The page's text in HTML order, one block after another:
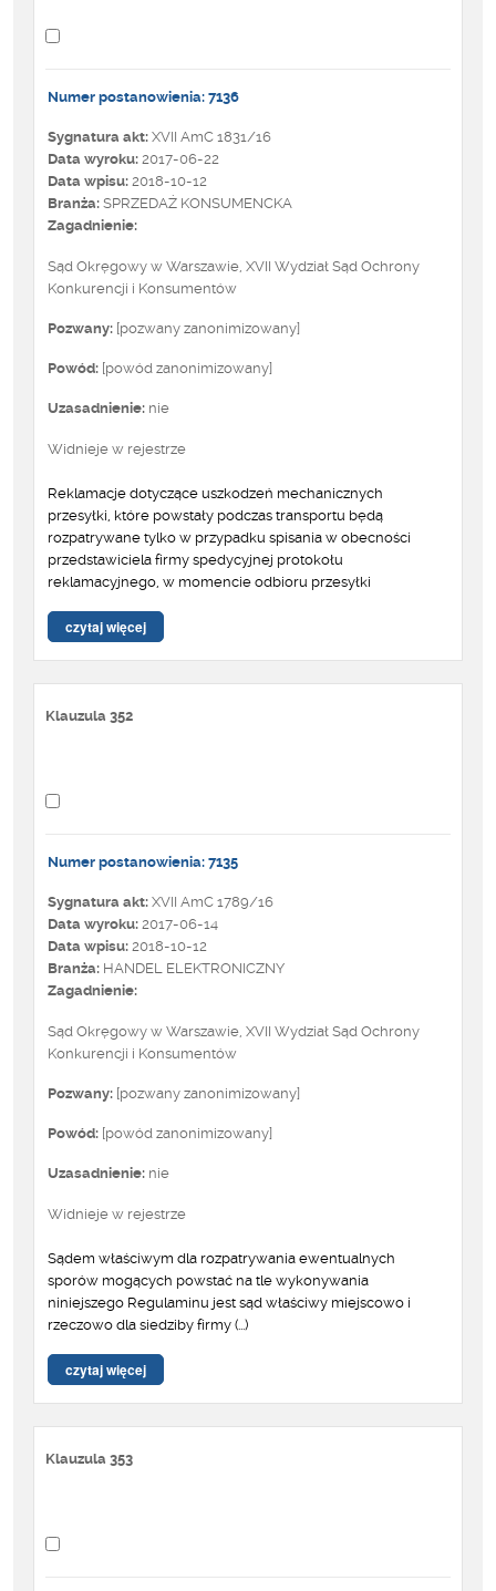
Numer postanowienia: 7136
Sygnatura akt: XVII AmC 1831/16
Data wyroku: 2017-06-22
Data wpisu: 2018-10-12
Branża: SPRZEDAŻ KONSUMENCKA
Zagadnienie:
Sąd Okręgowy w Warszawie, XVII Wydział Sąd Ochrony
Konkurencji i Konsumentów
Pozwany: [pozwany zanonimizowany]
Powód: [powód zanonimizowany]
Uzasadnienie: nie
Widnieje w rejestrze
Reklamacje dotyczące uszkodzeń mechanicznych
przesyłki, które powstały podczas transportu będą
rozpatrywane tylko w przypadku spisania w obecności
przedstawiciela firmy spedycyjnej protokołu
reklamacyjnego, w momencie odbioru przesyłki
czytaj więcej
Klauzula 352
Numer postanowienia: 7135
Sygnatura akt: XVII AmC 1789/16
Data wyroku: 2017-06-14
Data wpisu: 2018-10-12
Branża: HANDEL ELEKTRONICZNY
Zagadnienie:
Sąd Okręgowy w Warszawie, XVII Wydział Sąd Ochrony
Konkurencji i Konsumentów
Pozwany: [pozwany zanonimizowany]
Powód: [powód zanonimizowany]
Uzasadnienie: nie
Widnieje w rejestrze
Sądem właściwym dla rozpatrywania ewentualnych
sporów mogących powstać na tle wykonywania
niniejszego Regulaminu jest sąd właściwy miejscowo i
rzeczowo dla siedziby firmy (...)
czytaj więcej
Klauzula 353